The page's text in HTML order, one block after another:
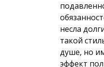
несла
такой
душе, но
эффект